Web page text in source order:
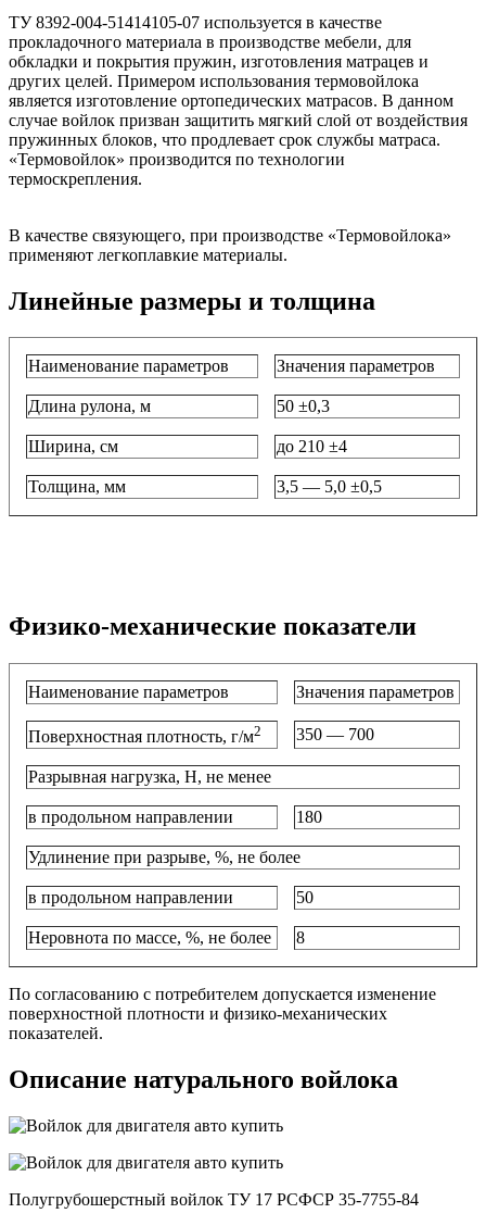
ТУ 8392-004-51414105-07 используется в качестве
прокладочного материала в производстве мебели, для
обкладки и покрытия пружин, изготовления матрацев и
других целей. Примером использования термовойлока
является изготовление ортопедических матрасов. В данном
случае войлок призван защитить мягкий слой от воздействия
пружинных блоков, что продлевает срок службы матраса.
«Термовойлок» производится по технологии
термоскрепления.
В качестве связующего, при производстве «Термовойлока»
применяют легкоплавкие материалы.
Линейные размеры и толщина
Наименование параметров Значения параметров
Длина рулона, м 50 ±0,3
Ширина, см до 210 ±4
Толщина, мм 3,5 — 5,0 ±0,5
Физико-механические показатели
Наименование параметров Значения параметров
Поверхностная плотность, г/м2 350 — 700
Разрывная нагрузка, Н, не менее
в продольном направлении 180
Удлинение при разрыве, %, не более
в продольном направлении 50
Неровнота по массе, %, не более 8
По согласованию с потребителем допускается изменение
поверхностной плотности и физико-механических
показателей.
Описание натурального войлока
Полугрубошерстный войлок ТУ 17 РСФСР 35-7755-84